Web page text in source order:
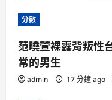
分數
范曉萱裸露背叛性
常的男生
admin 17 分鐘 ago